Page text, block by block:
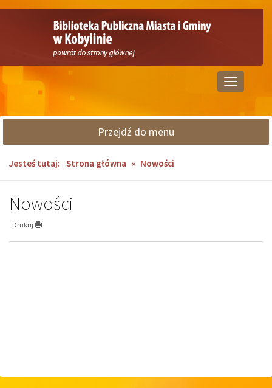
Przełącz
nawigację
Przejdź do menu
Jesteś tutaj: Strona główna » Nowości
Nowości
Drukuj